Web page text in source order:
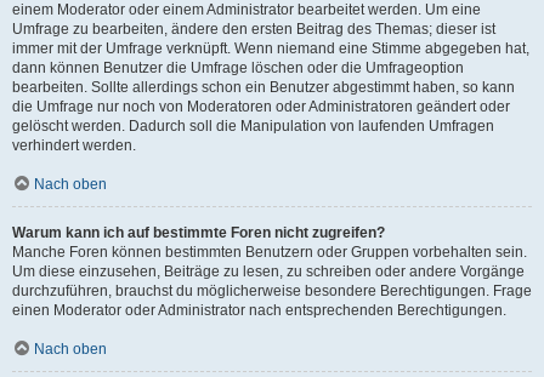
einem Moderator oder einem Administrator bearbeitet werden. Um eine
Umfrage zu bearbeiten, ändere den ersten Beitrag des Themas; dieser ist
immer mit der Umfrage verknüpft. Wenn niemand eine Stimme abgegeben hat,
dann können Benutzer die Umfrage löschen oder die Umfrageoption
bearbeiten. Sollte allerdings schon ein Benutzer abgestimmt haben, so kann
die Umfrage nur noch von Moderatoren oder Administratoren geändert oder
gelöscht werden. Dadurch soll die Manipulation von laufenden Umfragen
verhindert werden.
Nach oben
Warum kann ich auf bestimmte Foren nicht zugreifen?
Manche Foren können bestimmten Benutzern oder Gruppen vorbehalten sein.
Um diese einzusehen, Beiträge zu lesen, zu schreiben oder andere Vorgänge
durchzuführen, brauchst du möglicherweise besondere Berechtigungen. Frage
einen Moderator oder Administrator nach entsprechenden Berechtigungen.
Nach oben